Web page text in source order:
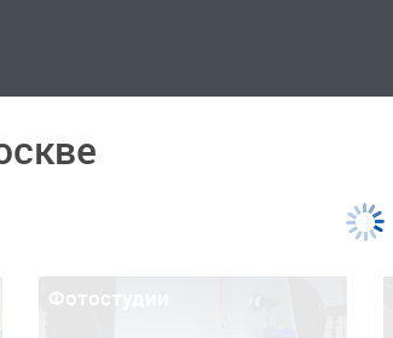
Фотостудии